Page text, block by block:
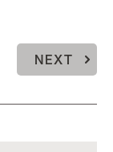
NEXT